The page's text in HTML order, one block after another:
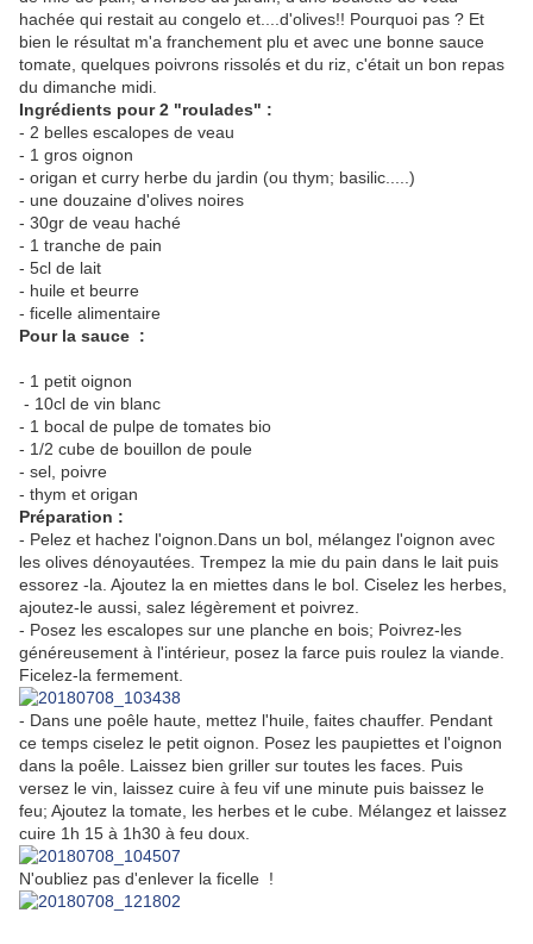
hachée qui restait au congelo et....d'olives!! Pourquoi pas ? Et
bien le résultat m'a franchement plu et avec une bonne sauce
tomate, quelques poivrons rissolés et du riz, c'était un bon repas
du dimanche midi.
Ingrédients pour 2 "roulades" :
- 2 belles escalopes de veau
- 1 gros oignon
- origan et curry herbe du jardin (ou thym; basilic.....)
- une douzaine d'olives noires
- 30gr de veau haché
- 1 tranche de pain
- 5cl de lait
- huile et beurre
- ficelle alimentaire
Pour la sauce :
- 1 petit oignon
- 10cl de vin blanc
- 1 bocal de pulpe de tomates bio
- 1/2 cube de bouillon de poule
- sel, poivre
- thym et origan
Préparation :
- Pelez et hachez l'oignon.Dans un bol, mélangez l'oignon avec
les olives dénoyautées. Trempez la mie du pain dans le lait puis
essorez -la. Ajoutez la en miettes dans le bol. Ciselez les herbes,
ajoutez-le aussi, salez légèrement et poivrez.
- Posez les escalopes sur une planche en bois; Poivrez-les
généreusement à l'intérieur, posez la farce puis roulez la viande.
Ficelez-la fermement.
- Dans une poêle haute, mettez l'huile, faites chauffer. Pendant
ce temps ciselez le petit oignon. Posez les paupiettes et l'oignon
dans la poêle. Laissez bien griller sur toutes les faces. Puis
versez le vin, laissez cuire à feu vif une minute puis baissez le
feu; Ajoutez la tomate, les herbes et le cube. Mélangez et laissez
cuire 1h 15 à 1h30 à feu doux.
N'oubliez pas d'enlever la ficelle !